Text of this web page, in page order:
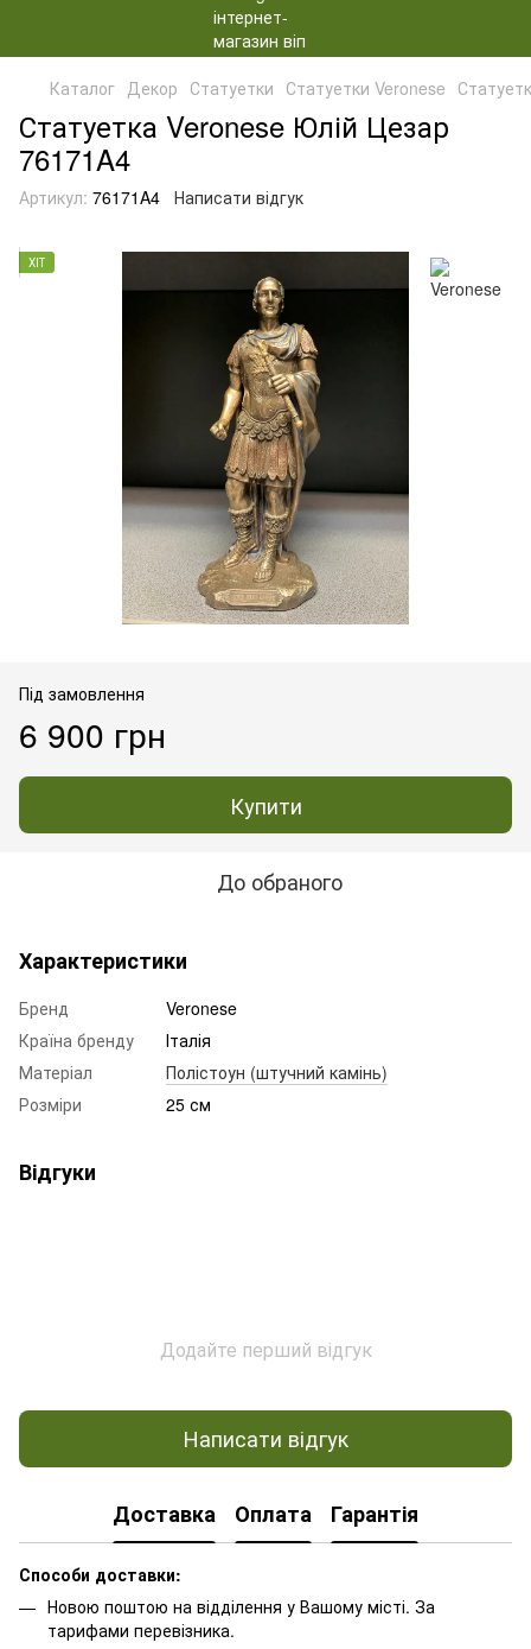
Каталог Декор Статуетки Статуетки Veronese
Статуетка Veronese Юлій Цезар
76171A4
Артикул: 76171A4 Написати відгук
ХІТ
Під замовлення
6 900 грн
Купити
До обраного
Характеристики
Бренд
Veronese
Країна бренду
Італія
Матеріал
Полістоун (штучний камінь)
Розміри
25 см
Відгуки
Додайте перший відгук
Написати відгук
Доставка Оплата Гарантія
Способи доставки:
Новою поштою на відділення у Вашому місті. За
тарифами перевізника.